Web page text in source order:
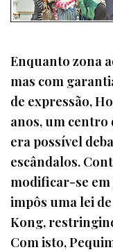
Enquanto zona
mas com
de expressão,
anos, um
era possível
escândalos.
modificar-se em
impôs uma lei
Kong,
Com isto,